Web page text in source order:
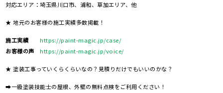
対応エリア：埼玉県川口市、浦和、草加エリア、他
★ 地元のお客様の施工実績多数掲載！
施工実績
https://paint-magic.jp/case/
お客様の声
https://paint-magic.jp/voice/
★ 塗装工事っていくらくらいなの？見積りだけでもいいのかな？
➡一級塗装技能士の屋根、外壁の無料点検をご利用ください！